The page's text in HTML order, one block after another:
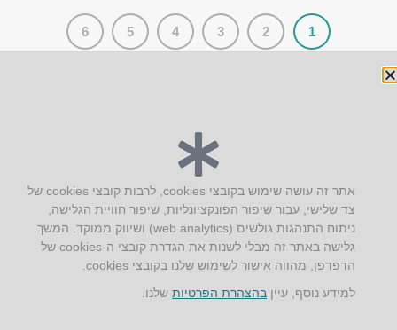
1
2
3
4
5
6
אתר זה עושה שימוש בקובצי cookies, לרבות קובצי cookies של
צד שלישי, עבור שיפור הפונקציונליות, שיפור חוויית הגלישה,
ניתוח התנהגות גולשים (web analytics) ושיווק ממוקד. המשך
גלישה באתר זה מבלי לשנות את הגדרת קובצי ה-cookies של
הדפדפן, מהווה אישור לשימוש שלנו בקובצי cookies.
למידע נוסף, עיין בהצהרת הפרטיותשלנו.